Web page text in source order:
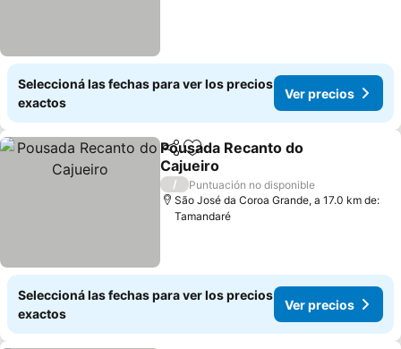
Seleccioná las fechas para ver los precios
exactos
Ver precios
CompartirAñadir a favoritos
Pousada Recanto do
Cajueiro
/
Puntuación no disponible
São José da Coroa Grande, a 17.0 km de:
Tamandaré
Seleccioná las fechas para ver los precios
exactos
Ver precios